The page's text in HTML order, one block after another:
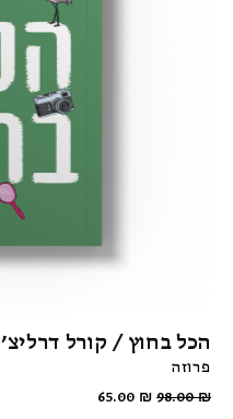
הכל בחוץ / קורל דרליצ'מן
פרוזה
98.00
65.00₪